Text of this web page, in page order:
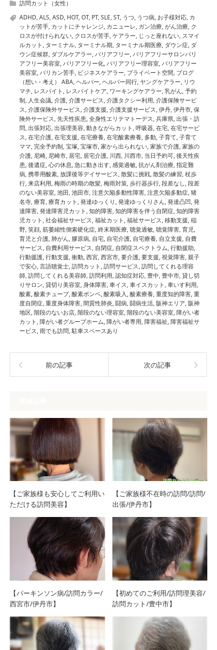
訪問カット（女性）
ADHD,ALS,ASD, HOT,OT, PT,SLE,ST, うつ, うつ病, お子様対応, カ
ットが苦手, カットにチャレンジ, カニューレ, ガン治療,がん治療, ク
ロスが付けられない, クロスが苦手,ケアラー, じっと座れない, スマイ
ルカット , ターミナル, ターミナル期, ターミナル期医療, ダウン症, ダ
ウン症候群, ダブルケアラー,バリアフリー,バリアフリーサロンバリ
アフリー美容室,バリアフリー化,バリアフリー理容室,バリアフリー
美容室,バリカン苦手, ビジネスケアラー, プライベート空間, ブログ
（想い・考え） ABA,ヘルパー,ヘルパー同行, ヤングケアラー, リウ
マチ, レスパイト , レスパイトケア, ワーキングケアラー,乳がん,予約
制, 人生会議,介護,介護サービス,介護タクシー利用,介護保険サービ
ス,介護保険外サービス,介護支援,介護支援サービス,伊丹,伊丹市,保
険外サービス, 先天性疾患,全身性エリテマトーデス,兵庫県,出張・訪
問,出張対応,出張理美容,動きながらカット ,呼吸器,在宅,在宅サービ
ス,在宅介護,在宅支援,在宅療養,在宅酸素療養, 多動,子育て,子育て
ママ,完全予約制,宝塚,宝塚市,家から出られない,家族で介護,家族の
介護, 尼崎, 尼崎市, 居宅, 居宅介護, 川西, 川西市, 当日予約可,後天性疾
患,後遺症,心の休息,急に動き出す,感覚過敏,抗がん剤治療,指定難
病,携帯用酸素,放課後等デイサービス,散髪に挑戦,散髪の練習,杖歩
行,来店利用,梅雨の時期の散髪,梅雨対策,歩行器歩行,段差なし,段差
のない美容室,池田,池田市,注意欠陥多動性障害,注意欠陥多動症,猪
名寺,療育,療育カット ,発達ゆっくり ,発達ゆっくりさん,発達凸凹,発
達障害,発達障害児カット ,知的障害,知的障害を伴う自閉症,知的障害
児カット ,社会福祉サービス,福祉カット ,福祉サービス,移動支援,稲
野,笑顔,筋萎縮性側索硬化症,終末期医療,聴覚過敏,聴覚障害,育児,
育児と介護, 肺がん, 膠原病, 自宅, 自宅介護, 自宅療養, 自立支援, 自費
サービス, 自費利用サービス, 自閉症, 自閉症スペクトラム,行動援助,
行動援護,行動支援,衝動,西宮,西宮市,要介護,要支援,視覚障害,親子
で安心,言語聴覚士,訪問カット ,訪問サービス,訪問してくれる理容
師,訪問してくれる美容師,訪問利用,認知症対応, 豊中, 豊中市,貸し切
りサロン,貸切り美容室,身体障害,車イス,車イスカット ,車いす利用,
酸素,酸素チューブ,酸素ボンベ,酸素吸入,酸素療養,重度知的障害,重
度自閉症,重度身体障害,間質性肺炎,闘病,闘病生活,阪神エリア,阪神
地区,階段のないお店,階段のない理容室,階段のない美容室,障がい者
カット ,障がい者グループホーム,障がい者専用,障害福祉,障害福祉サ
ービス,雨でも訪問,駐車スペースあり
前の記事 次の記事
【ご家族様も安心してご利用い
ただける訪問美容】
【ご家族様不在時の訪問/訪問/
出張/伊丹市】
【パーキンソン病/訪問カラー/
西宮市/伊丹市】
【初めてのご利用/訪問理美容/
訪問カット/豊中市】